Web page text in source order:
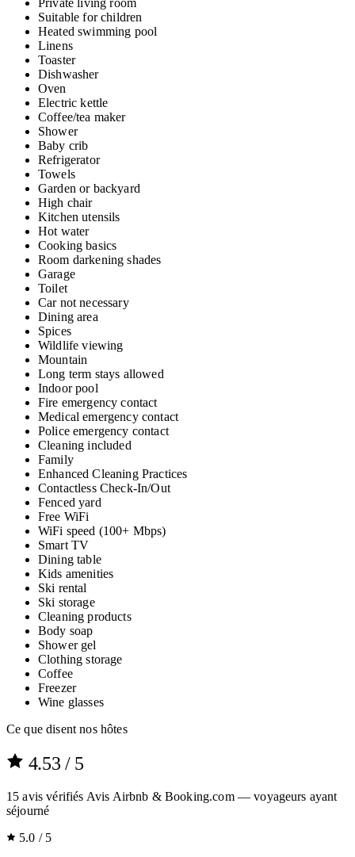
Private living room
Suitable for children
Heated swimming pool
Linens
Toaster
Dishwasher
Oven
Electric kettle
Coffee/tea maker
Shower
Baby crib
Refrigerator
Towels
Garden or backyard
High chair
Kitchen utensils
Hot water
Cooking basics
Room darkening shades
Garage
Toilet
Car not necessary
Dining area
Spices
Wildlife viewing
Mountain
Long term stays allowed
Indoor pool
Fire emergency contact
Medical emergency contact
Police emergency contact
Cleaning included
Family
Enhanced Cleaning Practices
Contactless Check-In/Out
Fenced yard
Free WiFi
WiFi speed (100+ Mbps)
Smart TV
Dining table
Kids amenities
Ski rental
Ski storage
Cleaning products
Body soap
Shower gel
Clothing storage
Coffee
Freezer
Wine glasses
Ce que disent nos hôtes
4.53 / 5
15 avis vérifiés Avis Airbnb & Booking.com — voyageurs ayant
séjourné
5.0 / 5